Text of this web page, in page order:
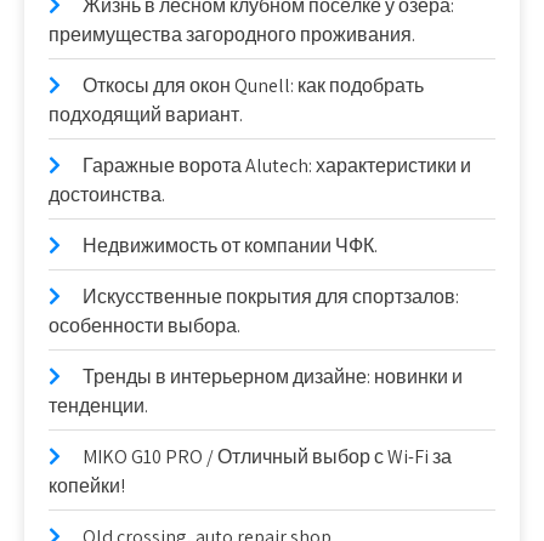
Жизнь в лесном клубном посёлке у озера:
преимущества загородного проживания.
Откосы для окон Qunell: как подобрать
подходящий вариант.
Гаражные ворота Alutech: характеристики и
достоинства.
Недвижимость от компании ЧФК.
Искусственные покрытия для спортзалов:
особенности выбора.
Тренды в интерьерном дизайне: новинки и
тенденции.
MIKO G10 PRO / Отличный выбор с Wi-Fi за
копейки!